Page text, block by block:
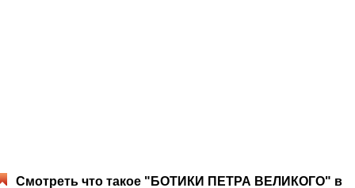
Смотреть что такое "БОТИКИ ПЕТРА ВЕЛИКОГО" в